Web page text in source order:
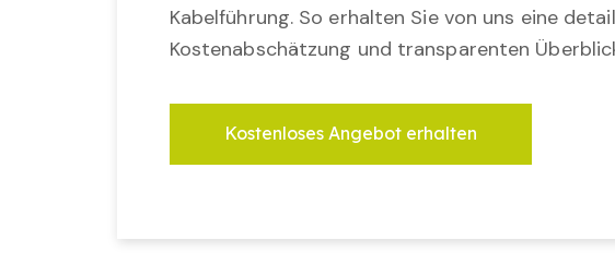
Kabelführung. So erhalten Sie von uns eine
Kostenabschätzung und transparenten
Kostenloses Angebot erhalten